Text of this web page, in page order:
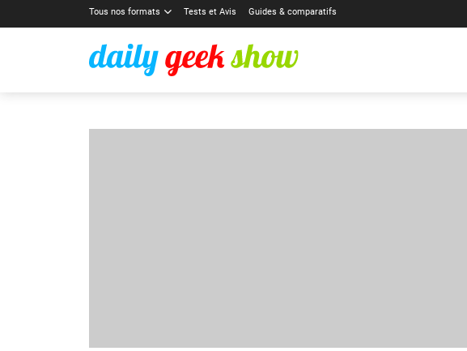
Tous nos formats Tests et Avis Guides & comparatifs